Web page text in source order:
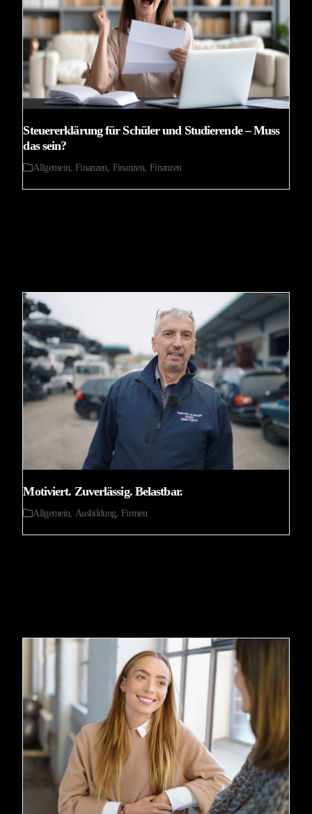
Steuererklärung für Schüler und Studierende – Muss
das sein?
Allgemein Finanzen Finanzen, Finanzen
Motiviert. Zuverlässig. Belastbar.
Allgemein,Ausbildung, Firmen